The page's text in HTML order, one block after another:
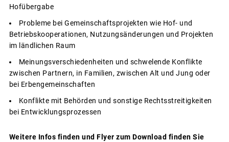
Hofübergabe
Probleme bei Gemeinschaftsprojekten wie Hof- und
Betriebskooperationen, Nutzungsänderungen und Projekten
im ländlichen Raum
Meinungsverschiedenheiten und schwelende Konflikte
zwischen Partnern, in Familien, zwischen Alt und Jung oder
bei Erbengemeinschaften
Konflikte mit Behörden und sonstige Rechtsstreitigkeiten
bei Entwicklungsprozessen
Weitere Infos finden und Flyer zum Download finden Sie